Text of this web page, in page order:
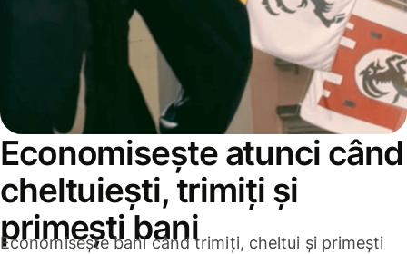
Economisește atunci când
cheltuiești, trimiți și
primești bani
Economisește bani când trimiți, cheltui și primești